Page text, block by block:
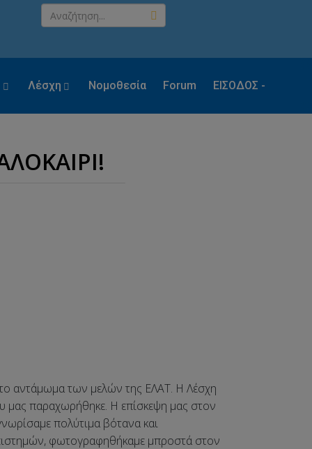
Λέσχη Νομοθεσία Forum ΕΙΣΟΔΟΣ -
αντάμωμα των μελών της ΕΛΑΤ. Η Λέσχη
μας παραχωρήθηκε. Η επίσκεψη μας στον
πολύτιμα βότανα και
φωτογραφηθήκαμε μπροστά στον